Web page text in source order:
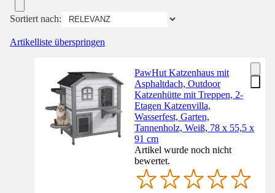
Sortiert nach:
Artikelliste überspringen
PawHut Katzenhaus mit
Asphaltdach, Outdoor
Katzenhütte mit Treppen, 2-
Etagen Katzenvilla,
Wasserfest, Garten,
Tannenholz, Weiß, 78 x 55,5 x
91 cm
Artikel wurde noch nicht
bewertet.